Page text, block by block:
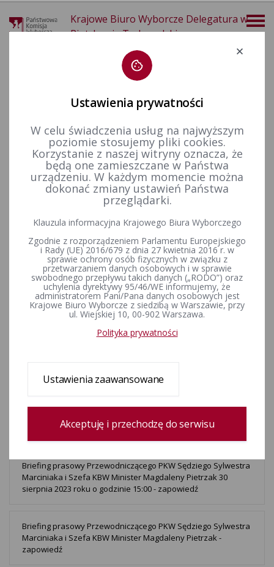
Krajowe Biuro Wyborcze Delegatura w
Piotrkowie Trybunalskim
Informacje prasowe
Losowanie numerów list kandydatów na radnych w wyborach
Uroczystości wręczenia zaświadczeń o wyborze na Posła i
Senatora - zapowiedź
Konferencje prasowe Państwowej Komisji Wyborczej w
dniach 13-19 X 2023 roku - ZAPROSZENIE
września 2023 roku o godzinie 12:00 - zapowiedź
do Sejmu Rzeczypospolitej Polskiej - ZAPROSZENIE
Briefing prasowy Przewodniczącego PKW Sędziego Sylwestra
Marciniaka i Szefa KBW Minister Magdaleny Pietrzak 30
sierpnia 2023 roku o godzinie 15:00 - zapowiedź
Briefing prasowy Przewodniczącego PKW Sędziego Sylwestra
Marciniaka i Szefa KBW Minister Magdaleny Pietrzak -
zapowiedź
Ustawienia prywatności
W celu świadczenia usług na najwyższym
poziomie stosujemy pliki cookies.
Korzystanie z naszej witryny oznacza, że
będą one zamieszczane w Państwa
urządzeniu. W każdym momencie można
dokonać zmiany ustawień Państwa
przeglądarki.
Klauzula informacyjna Krajowego Biura Wyborczego
Zgodnie z rozporządzeniem Parlamentu Europejskiego
i Rady (UE) 2016/679 z dnia 27 kwietnia 2016 r. w
sprawie ochrony osób fizycznych w związku z
przetwarzaniem danych osobowych i w sprawie
swobodnego przepływu takich danych („RODO”) oraz
uchylenia dyrektywy 95/46/WE informujemy, że
administratorem Pani/Pana danych osobowych jest
Krajowe Biuro Wyborcze z siedzibą w Warszawie, przy
ul. Wiejskiej 10, 00-902 Warszawa.
Polityka prywatności
Ustawienia zaawansowane
Akceptuję i przechodzę do serwisu